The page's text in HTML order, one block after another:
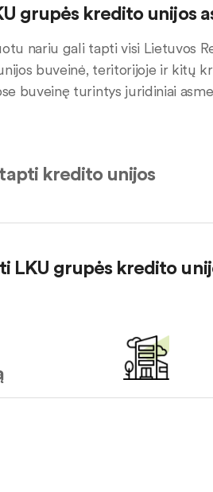
grupės kredito unijos
nariu gali tapti visi Lietuvos
buveinė, teritorijoje ir kitų
buveinę turintys juridiniai
kredito unijos
LKU grupės kredito